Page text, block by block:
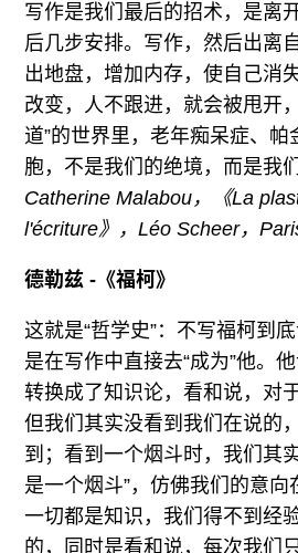
写作是我们最后的招术，是离
后几步安排。写作，然后出离
出地盘，增加内存，使自己消
改变，人不跟进，就会被甩开
道”的世界里，老年痴呆症、帕
胞，不是我们的绝境，而是我
Catherine Malabou，《La
l'écriture》，Léo Scheer，
德勒兹 -《福柯》
这就是“哲学史”：不写福柯到
是在写作中直接去“成为”他。
转换成了知识论，看和说，对
但我们其实没看到我们在说的
到；看到一个烟斗时，我们其
是一个烟斗”，仿佛我们的意向
一切都是知识，我们得不到经
的，同时是看和说，每次我们